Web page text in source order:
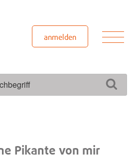
anmelden
Pikante von mir